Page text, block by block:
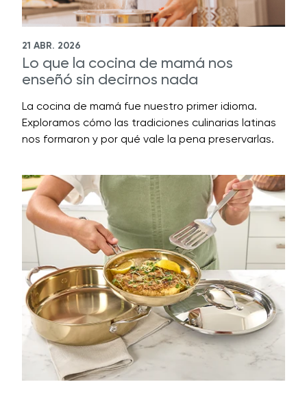
21 ABR. 2026
Lo que la cocina de mamá nos
enseñó sin decirnos nada
La cocina de mamá fue nuestro primer idioma.
Exploramos cómo las tradiciones culinarias latinas
nos formaron y por qué vale la pena preservarlas.